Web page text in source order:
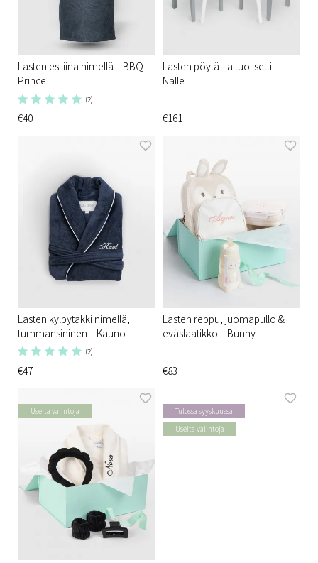
Lasten esiliina nimellä – BBQ
Prince
(2)
€40
Lasten pöytä- ja tuolisetti -
Nalle
€161
Lasten kylpytakki nimellä,
tummansininen – Kauno
(2)
€47
Lasten reppu, juomapullo &
eväslaatikko – Bunny
€83
Useita valintoja
Tulossa syyskuussa
Useita valintoja